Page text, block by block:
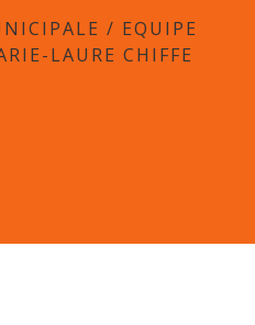
/ EQUIPE
LAURE CHIFFE